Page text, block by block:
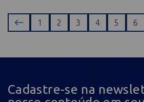
1 2 3 4 5 6
Cadastre-se na